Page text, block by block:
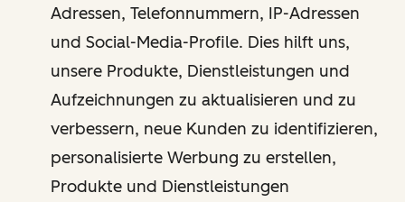
Adressen, Telefonnummern, IP-Adressen
und Social-Media-Profile. Dies hilft uns,
unsere Produkte, Dienstleistungen und
Aufzeichnungen zu aktualisieren und zu
verbessern, neue Kunden zu identifizieren,
personalisierte Werbung zu erstellen,
Produkte und Dienstleistungen